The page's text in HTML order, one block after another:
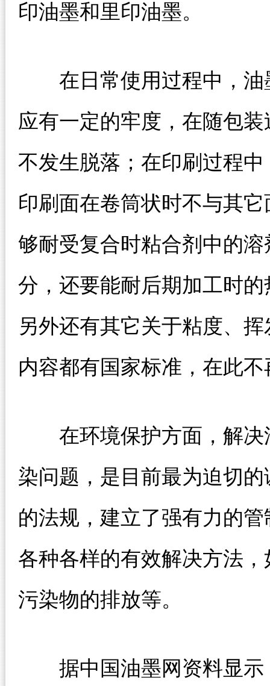
印油墨和里印油墨。
在日常使用过程中，油
应有一定的牢度，在随包
不发生脱落；在印刷过程
印刷面在卷筒状时不与其
够耐受复合时粘合剂中的
分，还要能耐后期加工时
另外还有其它关于粘度、
内容都有国家标准，在此
在环境保护方面，解决
染问题，是目前最为迫切
的法规，建立了强有力的
各种各样的有效解决方法
污染物的排放等。
据中国油墨网资料显示